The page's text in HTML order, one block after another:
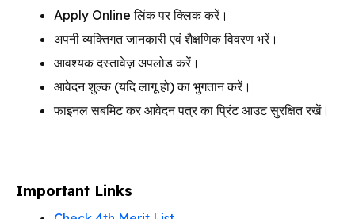
Apply Online लिंक पर क्लिक करें।
अपनी व्यक्तिगत जानकारी एवं शैक्षणिक विवरण भरें।
आवश्यक दस्तावेज़ अपलोड करें।
आवेदन शुल्क (यदि लागू हो) का भुगतान करें।
फाइनल सबमिट कर आवेदन पत्र का प्रिंट आउट सुरक्षित रखें।
Important Links